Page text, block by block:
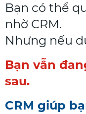
Bạn có thể
nhờ CRM.
Nhưng nếu
Bạn vẫn
sau.
CRM giúp